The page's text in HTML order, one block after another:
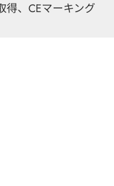
得、CEマーキング